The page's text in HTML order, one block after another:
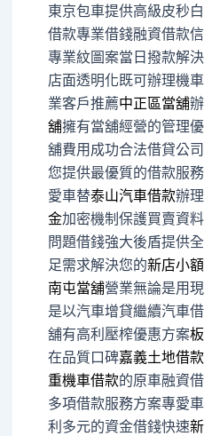
東京包車提供高級皮秒
借款專業借錢融資借款
專業紋圖案當日撥款解
店面透明化既可辦理機
業客戶推薦中正區當舖
舖擁有當舖經營的管理
舖費用成功合法借貸公
您提供最優質的借款服務
愛車替泰山汽車借款辦
金加密機制保護買賣資
問題借錢強大後盾提供
足需求解決您的新店小
南屯當舖營業無論是用
是以汽車增貸繼續汽車
舖有高利壓榨優惠方案
在品質口碑嘉義土地借款
重機車借款的原車融資
多項借款服務方案專愛
利多元的資金借錢快速